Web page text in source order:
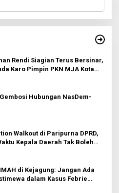
Rendi Siagian Terus Bersinar,
Karo Pimpin PKN MJA Kota
Hubungan NasDem-
Walkout di Paripurna DPRD,
Kepala Daerah Tak Boleh
sia
di Kejagung: Jangan Ada
dalam Kasus Febrie